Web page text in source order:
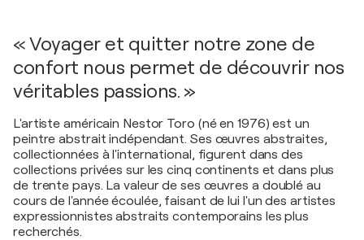
« Voyager et quitter notre zone de
confort nous permet de découvrir nos
véritables passions. »
L'artiste américain Nestor Toro (né en 1976) est un
peintre abstrait indépendant. Ses œuvres abstraites,
collectionnées à l'international, figurent dans des
collections privées sur les cinq continents et dans plus
de trente pays. La valeur de ses œuvres a doublé au
cours de l'année écoulée, faisant de lui l'un des artistes
expressionnistes abstraits contemporains les plus
recherchés.